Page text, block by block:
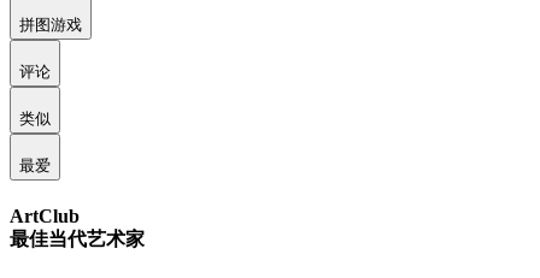
拼图游戏
评论
类似
最爱
ArtClub
最佳当代艺术家